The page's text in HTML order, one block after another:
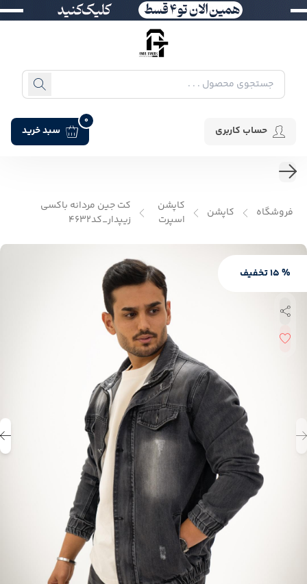
حساب کاربری سبد خرید
0
فروشگاه کاپشن
کاپشن
اسپرت
کت جین مردانه باکسی
زیپدار_کد4632
% 15 تخفیف